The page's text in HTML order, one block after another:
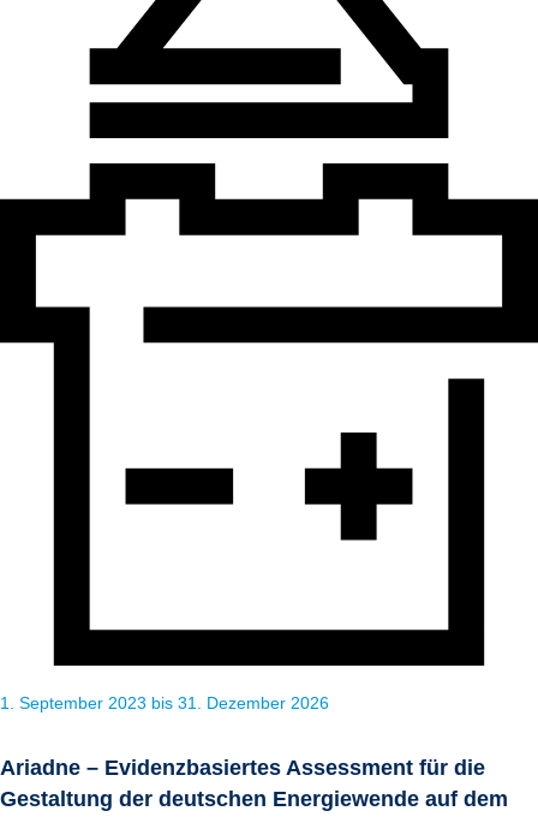
1. September 2023 bis 31. Dezember 2026
Ariadne – Evidenzbasiertes Assessment für die
Gestaltung der deutschen Energiewende auf dem